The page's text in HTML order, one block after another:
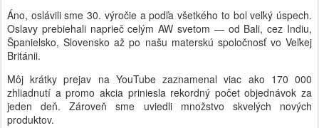
Áno, oslávili sme 30. výročie a podľa všetkého to bol veľký úspech.
Oslavy prebiehali naprieč celým AW svetom — od Bali, cez Indiu,
Španielsko, Slovensko až po našu materskú spoločnosť vo Veľkej
Británii.
Môj krátky prejav na YouTube zaznamenal viac ako 170 000
zhliadnutí a promo akcia priniesla rekordný počet objednávok za
jeden deň. Zároveň sme uviedli množstvo skvelých nových
produktov.